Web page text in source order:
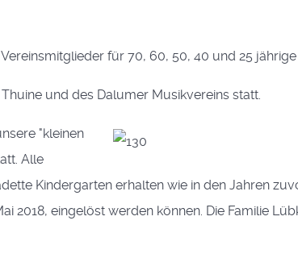
für 70, 60, 50, 40 und 25
und des Dalumer Musikvereins statt.
"kleinen
Alle
Kindergarten erhalten wie in den Jahren
2018, eingelöst werden können. Die Familie